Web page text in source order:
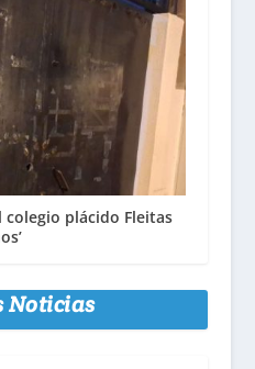
plácido Fleitas
Noticias